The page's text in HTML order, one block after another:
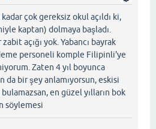
çok gereksiz okul açıldı ki,
kaptan) dolmaya başladı.
açığı yok. Yabancı bayrak
personeli komple Filipinli'ye
Zaten 4 yıl boyunca
bir şey anlamıyorsun, eskisi
en güzel yılların bok
söylemesi